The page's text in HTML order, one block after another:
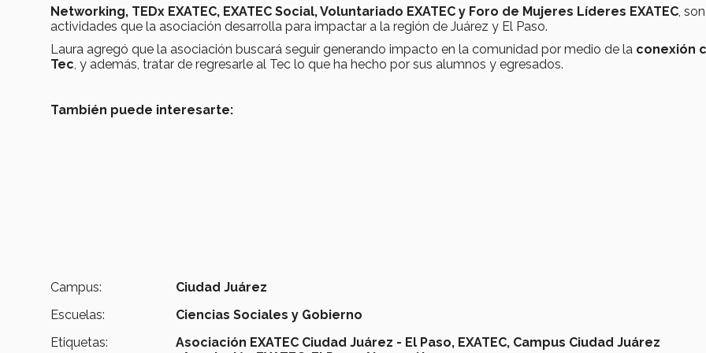
Networking, TEDx EXATEC, EXATEC Social, Voluntariado EXATEC y Foro de Mujeres Líderes EXATEC,
actividades que la asociación desarrolla para impactar a la región de Juárez y El Paso.
Laura agregó que la asociación buscará seguir generando impacto en la comunidad por medio de la conexión
Tec, y además, tratar de regresarle al Tec lo que ha hecho por sus alumnos y egresados.
También puede interesarte:
Campus:
Ciudad Juárez
Escuelas:
Ciencias Sociales y Gobierno
Etiquetas:
Asociación EXATEC Ciudad Juárez - El Paso, EXATEC, Campus Ciudad Juárez